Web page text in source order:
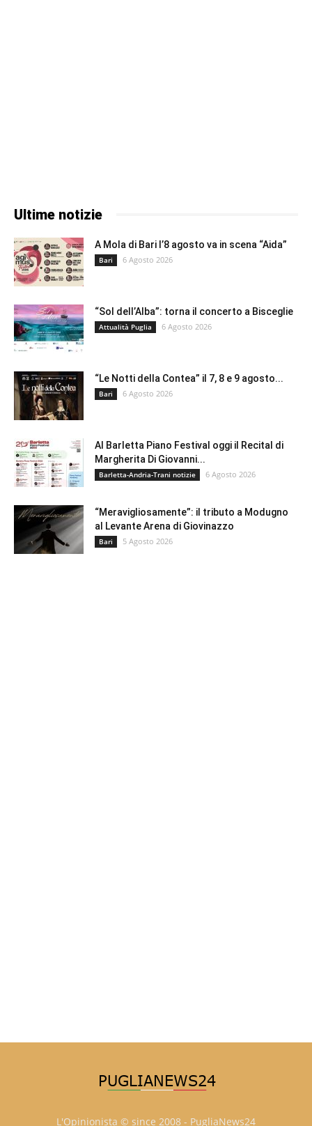
Ultime notizie
A Mola di Bari l’8 agosto va in scena “Aida”
Bari 6 Agosto 2026
“Sol dell’Alba”: torna il concerto a Bisceglie
Attualità Puglia 6 Agosto 2026
“Le Notti della Contea” il 7, 8 e 9 agosto...
Bari 6 Agosto 2026
Al Barletta Piano Festival oggi il Recital di
Margherita Di Giovanni...
Barletta-Andria-Trani notizie 6 Agosto 2026
“Meravigliosamente”: il tributo a Modugno
al Levante Arena di Giovinazzo
Bari 5 Agosto 2026
L'Opinionista © since 2008 - PugliaNews24